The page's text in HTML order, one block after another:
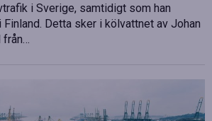
i Sverige, samtidigt som han
Detta sker i kölvattnet av Johan
från…